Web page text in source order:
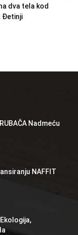
dva tela kod
Đetinji
Nadmeću
NAFFIT
Ekologija,